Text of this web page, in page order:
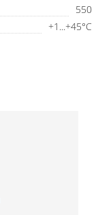
550
+1...+45°C